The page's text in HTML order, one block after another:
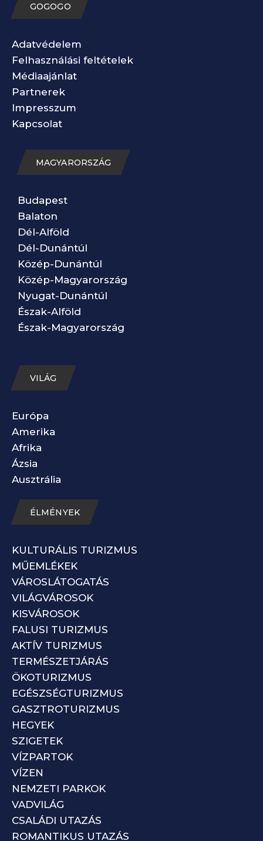
GOGOGO
Adatvédelem
Felhasználási feltételek
Médiaajánlat
Partnerek
Impresszum
Kapcsolat
MAGYARORSZÁG
Budapest
Balaton
Dél-Alföld
Dél-Dunántúl
Közép-Dunántúl
Közép-Magyarország
Nyugat-Dunántúl
Észak-Alföld
Észak-Magyarország
VILÁG
Európa
Amerika
Afrika
Ázsia
Ausztrália
ÉLMÉNYEK
KULTURÁLIS TURIZMUS
MŰEMLÉKEK
VÁROSLÁTOGATÁS
VILÁGVÁROSOK
KISVÁROSOK
FALUSI TURIZMUS
AKTÍV TURIZMUS
TERMÉSZETJÁRÁS
ÖKOTURIZMUS
EGÉSZSÉGTURIZMUS
GASZTROTURIZMUS
HEGYEK
SZIGETEK
VÍZPARTOK
VÍZEN
NEMZETI PARKOK
VADVILÁG
CSALÁDI UTAZÁS
ROMANTIKUS UTAZÁS